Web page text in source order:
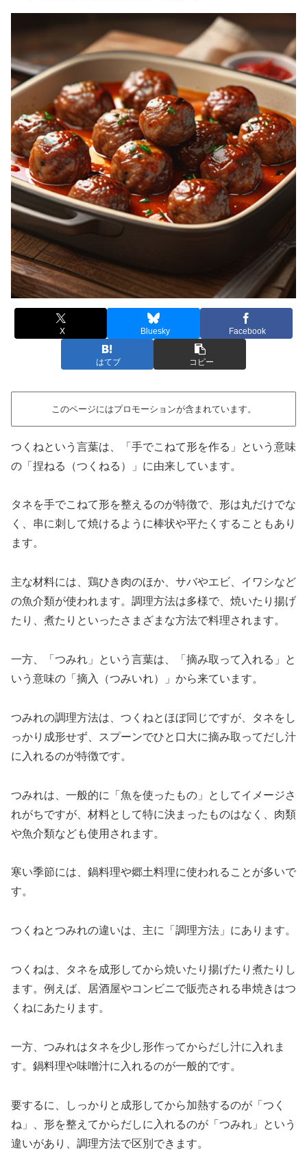
X Bluesky Facebook
はてブ コピー
このページにはプロモーションが含まれています。
つくねという言葉は、「手でこねて形を作る」という意味
の「捏ねる（つくねる）」に由来しています。
タネを手でこねて形を整えるのが特徴で、形は丸だけでな
く、串に刺して焼けるように棒状や平たくすることもあり
ます。
主な材料には、鶏ひき肉のほか、サバやエビ、イワシなど
の魚介類が使われます。調理方法は多様で、焼いたり揚げ
たり、煮たりといったさまざまな方法で料理されます。
一方、「つみれ」という言葉は、「摘み取って入れる」と
いう意味の「摘入（つみいれ）」から来ています。
つみれの調理方法は、つくねとほぼ同じですが、タネをし
っかり成形せず、スプーンでひと口大に摘み取ってだし汁
に入れるのが特徴です。
つみれは、一般的に「魚を使ったもの」としてイメージさ
れがちですが、材料として特に決まったものはなく、肉類
や魚介類なども使用されます。
寒い季節には、鍋料理や郷土料理に使われることが多いで
す。
つくねとつみれの違いは、主に「調理方法」にあります。
つくねは、タネを成形してから焼いたり揚げたり煮たりし
ます。例えば、居酒屋やコンビニで販売される串焼きはつ
くねにあたります。
一方、つみれはタネを少し形作ってからだし汁に入れま
す。鍋料理や味噌汁に入れるのが一般的です。
要するに、しっかりと成形してから加熱するのが「つく
ね」、形を整えてからだしに入れるのが「つみれ」という
違いがあり、調理方法で区別できます。